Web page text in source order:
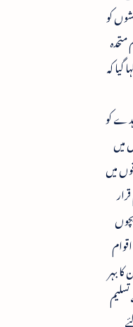
کو
کہ
کو
میں
میں
بہر